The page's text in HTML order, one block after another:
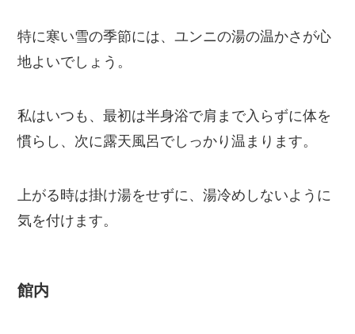
特に寒い雪の季節には、ユンニの湯の温かさが心
地よいでしょう。
私はいつも、最初は半身浴で肩まで入らずに体を
慣らし、次に露天風呂でしっかり温まります。
上がる時は掛け湯をせずに、湯冷めしないように
気を付けます。
館内